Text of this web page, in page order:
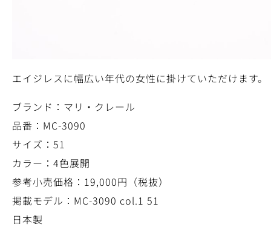
エイジレスに幅広い年代の女性に掛けていただけます。
ブランド：マリ・クレール
品番：MC-3090
サイズ：51
カラー：4色展開
参考小売価格：19,000円（税抜）
掲載モデル：MC-3090 col.1 51
日本製